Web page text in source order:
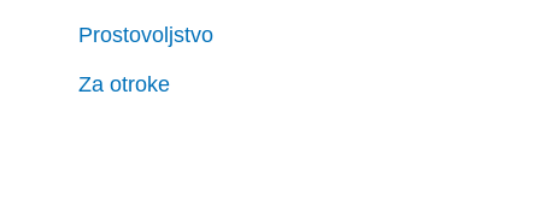
Prostovoljstvo
Za otroke